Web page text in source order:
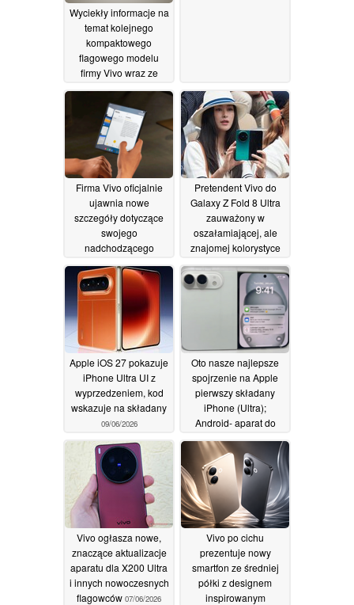
Wyciekły informacje na
temat kolejnego
kompaktowego
flagowego modelu
firmy Vivo wraz ze
dotyczącymi aparatu
24/06/2026
Firma Vivo oficjalnie
ujawnia nowe
szczegóły dotyczące
swojego
nadchodzącego
wyświetlaczem
składanym13/06/2026
Pretendent Vivo do
Galaxy Z Fold 8 Ultra
zauważony w
oszałamiającej, ale
znajomej kolorystyce
10/06/2026
Apple iOS 27 pokazuje
iPhone Ultra UI z
wyprzedzeniem, kod
wskazuje na składany
09/06/2026
Oto nasze najlepsze
spojrzenie na Apple
pierwszy składany
iPhone (Ultra);
Android- aparat do
07/06/2026
Vivo ogłasza nowe,
znaczące aktualizacje
aparatu dla X200 Ultra
i innych nowoczesnych
flagowców 07/06/2026
Vivo po cichu
prezentuje nowy
smartfon ze średniej
półki z designem
inspirowanym